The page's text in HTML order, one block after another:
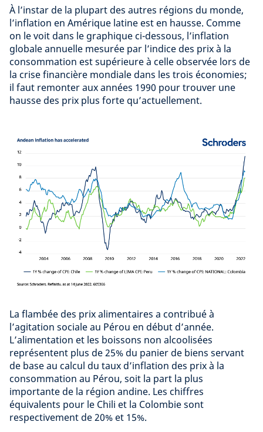
À l’instar de la plupart des autres régions du monde,
l’inflation en Amérique latine est en hausse. Comme
on le voit dans le graphique ci-dessous, l’inflation
globale annuelle mesurée par l’indice des prix à la
consommation est supérieure à celle observée lors de
la crise financière mondiale dans les trois économies;
il faut remonter aux années 1990 pour trouver une
hausse des prix plus forte qu’actuellement.
La flambée des prix alimentaires a contribué à
l’agitation sociale au Pérou en début d’année.
L’alimentation et les boissons non alcoolisées
représentent plus de 25% du panier de biens servant
de base au calcul du taux d’inflation des prix à la
consommation au Pérou, soit la part la plus
importante de la région andine. Les chiffres
équivalents pour le Chili et la Colombie sont
respectivement de 20% et 15%.